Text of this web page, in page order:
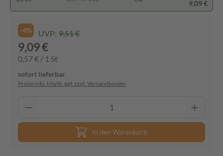
9,09 €
-4% UVP: 9,51 €
9,09 €
0,57 € / 1 St
sofort lieferbar
Preise inkl. MwSt. ggf. zzgl. Versandkosten
In den Warenkorb